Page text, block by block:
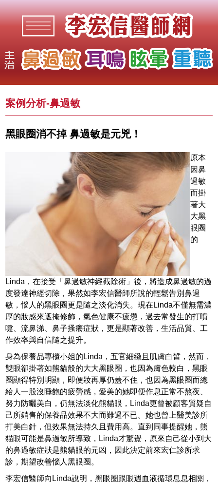
案例分析-鼻過敏
黑眼圈消不掉 鼻過敏是元兇！
原本
因鼻
過敏
而掛
著大
大黑
眼圈
的
Linda，在接受「鼻過敏神經截除術」後，將造成鼻過敏的過
度發達神經切除，果然如李宏信醫師所說的輕鬆告別鼻過
敏，惱人的黑眼圈更是隨之淡化消失。現在Linda不僅無需濃
厚的妝感來遮掩修飾，氣色健康不疲憊，過去常發生的打噴
嚏、流鼻涕、鼻子搔癢症狀，更是顯著改善，生活品質、工
作效率與自信隨之提升。
身為保養品專櫃小姐的Linda，五官細緻且肌膚白皙，然而，
雙眼卻掛著如熊貓般的大大黑眼圈，也因為膚色較白，黑眼
圈顯得特別明顯，即便妝再厚仍蓋不住，也因為黑眼圈而總
給人一股沒睡飽的疲勞感，愛美的她即便作息正常不熬夜、
努力防曬美白，仍無法淡化熊貓眼，Linda更曾被顧客質疑自
己所銷售的保養品效果不大而難過不已。她也曾上醫美診所
打美白針，但效果無法持久且費用高。直到同事提醒她，熊
貓眼可能是鼻過敏所導致，Linda才驚覺，原來自己從小到大
的鼻過敏症狀是熊貓眼的元凶，因此決定前來宏仁診所求
診，期望改善惱人黑眼圈。
李宏信醫師向Linda說明，黑眼圈跟眼週血液循環息息相關，